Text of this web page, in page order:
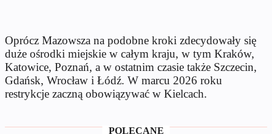
Oprócz Mazowsza na podobne kroki zdecydowały się
duże ośrodki miejskie w całym kraju, w tym Kraków,
Katowice, Poznań, a w ostatnim czasie także Szczecin,
Gdańsk, Wrocław i Łódź. W marcu 2026 roku
restrykcje zaczną obowiązywać w Kielcach.
POLECANE